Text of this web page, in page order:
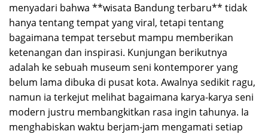
menyadari bahwa **wisata Bandung terbaru** tidak
hanya tentang tempat yang viral, tetapi tentang
bagaimana tempat tersebut mampu memberikan
ketenangan dan inspirasi. Kunjungan berikutnya
adalah ke sebuah museum seni kontemporer yang
belum lama dibuka di pusat kota. Awalnya sedikit ragu,
namun ia terkejut melihat bagaimana karya-karya seni
modern justru membangkitkan rasa ingin tahunya. Ia
menghabiskan waktu berjam-jam mengamati setiap